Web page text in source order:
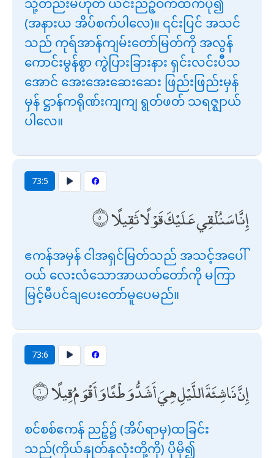
သို့တည်းမဟုတ် ယင်းညဉ့်ဝက်ထက်ပို၍
(အနားယ အိပ်စက်ပါလေ)။ ၎င်းပြင် အသင်
သည် ကုရ်အာန်ကျမ်းတော်မြတ်ကို အလွန်
ကောင်းမွန်စွာ ကွဲပြားခြားနား ရှင်းလင်းပီသ
အောင် အေးအေးဆေးဆေး ဖြည်းဖြည်းမှန်
မှန် ဋ္ဌာန်ကရိုဏ်းကျကျ ရွတ်ဖတ် သရဇ္ဈာယ်
ပါလေ။
73:5
إِنَّا سَنُلْقِي عَلَيْكَ قَوْلًا ثَقِيلًا
ဧကန်အမှန် ငါအရှင်မြတ်သည် အသင့်အပေါ်
ဝယ် လေးလံသောအာယတ်တော်ကို မကြာ
မြင့်မီပင်ချပေးတော်မူပေမည်။
73:6
إِنَّ نَاشِئَةَ اللَّيْلِ هِيَ أَشَدُّ وَطْئًا وَأَقْوَمُ قِيلًا
စင်စစ်ဧကန် ညဉ့်၌ (အိပ်ရာမှ)ထခြင်း
သည်(ကိုယ်နှုတ်နှလုံးတို့ကို) ပိုမို၍